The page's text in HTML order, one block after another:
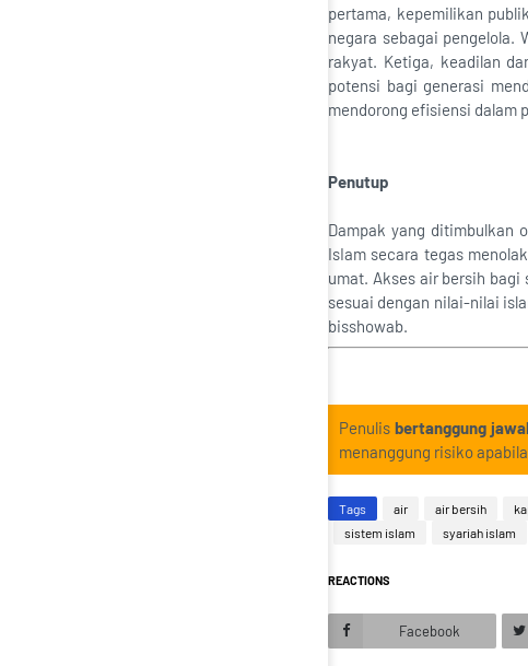
pertama, kepemilikan
negara sebagai pengelola.
rakyat. Ketiga, keadilan
potensi bagi generasi
mendorong efisiensi dalam
Penutup
Dampak yang ditimbulkan
IsIam secara tegas
umat. Akses air bersih bagi
sesuai dengan nilai-nilai
bisshowab.
Penulis bertanggung
menanggung risiko
Tags air air bersih
sistem islam
syariah islam
REACTIONS
Facebook